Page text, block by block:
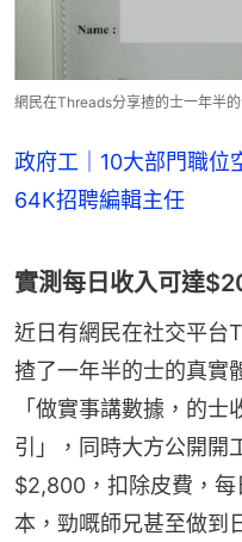
網民在Threads分享揸的士一年半
政府工｜10大部門職
64K招聘編輯主任
實測每日收入可達
近日有網民在社交平台
揸了一年半的士的真實
「做實事講數據，的
引」，同時大方公開開
$2,800，扣除皮費，
本，勁嘅師兄甚至做到